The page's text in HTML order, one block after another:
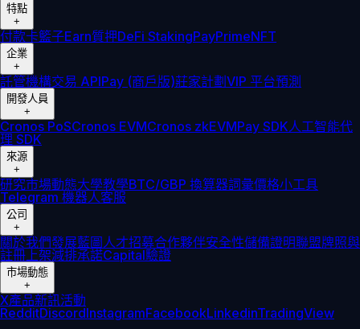
特點
+
付款卡籃子Earn質押DeFi StakingPayPrimeNFT
企業
+
託管機構交易 APIPay (商戶版)莊家計劃VIP 平台預測
開發人員
+
Cronos PoSCronos EVMCronos zkEVMPay SDK人工智能代
理 SDK
來源
+
研究市場動態大學教學BTC/GBP 換算器詞彙價格小工具
Telegram 機器人客服
公司
+
關於我們發展藍圖人才招募合作夥伴安全性儲備證明聯盟牌照與
註冊 上架減排承諾Capital驗證
市場動態
+
X產品新訊活動
RedditDiscordInstagramFacebookLinkedinTradingView